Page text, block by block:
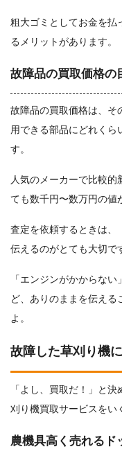
粗大ゴミとしてお金を払
るメリットがあります。
故障品の買取価格の
故障品の買取価格は、そ
用できる部品にどれくら
す。
人気のメーカーで比較的
ても数千円〜数万円の値
査定を依頼するときは、
伝えるのがとても大切で
「エンジンがかからな
ど、ありのままを伝える
よ。
故障した草刈り機
「よし、買取だ！」と
刈り機買取サービスをい
農機具高く売れるド